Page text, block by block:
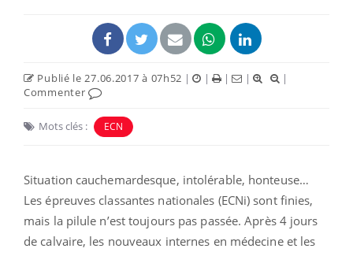
Publié le 27.06.2017 à 07h52 | | | |
|
Commenter
Mots clés : ECN
Situation cauchemardesque, intolérable, honteuse…
Les épreuves classantes nationales (ECNi) sont finies,
mais la pilule n’est toujours pas passée. Après 4 jours
de calvaire, les nouveaux internes en médecine et les